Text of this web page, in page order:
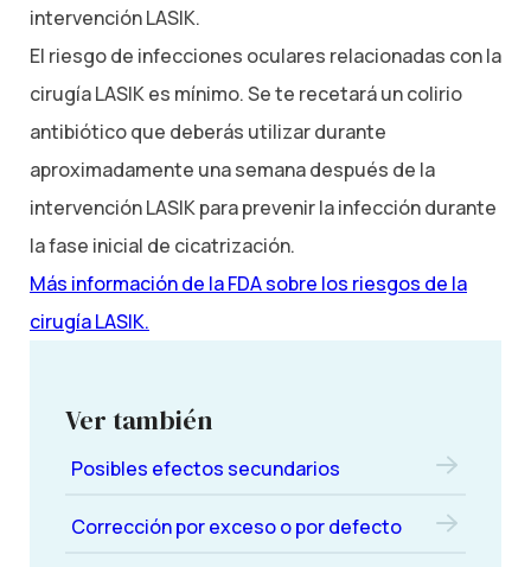
intervención LASIK.
El riesgo de infecciones oculares relacionadas con la
cirugía LASIK es mínimo. Se te recetará un colirio
antibiótico que deberás utilizar durante
aproximadamente una semana después de la
intervención LASIK para prevenir la infección durante
la fase inicial de cicatrización.
Más información de la FDA sobre los riesgos de la
cirugía LASIK.
Ver también
Posibles efectos secundarios
Corrección por exceso o por defecto